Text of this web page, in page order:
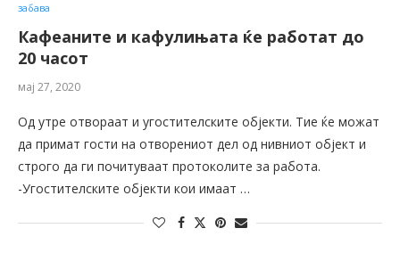
забава
Кафеаните и кафулињата ќе работат до
20 часот
мај 27, 2020
Од утре отвораат и угостителските објекти. Тие ќе можат
да примат гости на отворениот дел од нивниот објект и
строго да ги почитуваат протоколите за работа.
-Угостителските објекти кои имаат …